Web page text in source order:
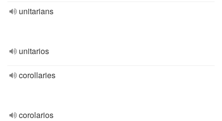
unitarians
unitarios
corollaries
corolarios